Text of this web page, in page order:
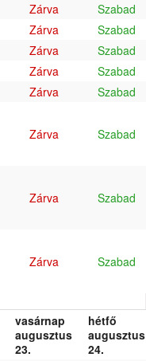
Zárva
Szabad
Zárva
Szabad
Zárva
Szabad
Zárva
Szabad
Zárva
Szabad
Zárva Szabad
Zárva Szabad
Zárva Szabad
vasárnap
augusztus
23.
hétfő
augusztus
24.